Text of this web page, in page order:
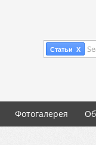
Статьи X
Фотогалерея